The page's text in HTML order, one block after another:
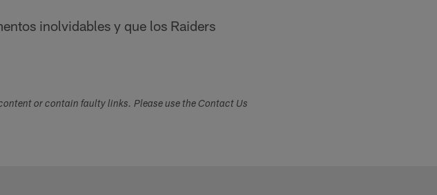
inolvidables y que los Raiders
or contain faulty links. Please use the Contact Us